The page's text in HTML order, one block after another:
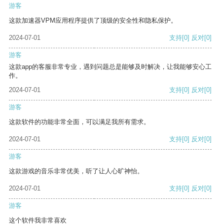
游客
这款加速器VPM应用程序提供了顶级的安全性和隐私保护。
2024-07-01 支持[0] 反对[0]
游客
这款app的客服非常专业，遇到问题总是能够及时解决，让我能够安心工
作。
2024-07-01
支持[0] 反对[0]
游客
这款软件的功能非常全面，可以满足我所有需求。
2024-07-01 支持[0] 反对[0]
游客
这款游戏的音乐非常优美，听了让人心旷神怡。
2024-07-01 支持[0] 反对[0]
游客
这个软件我非常喜欢